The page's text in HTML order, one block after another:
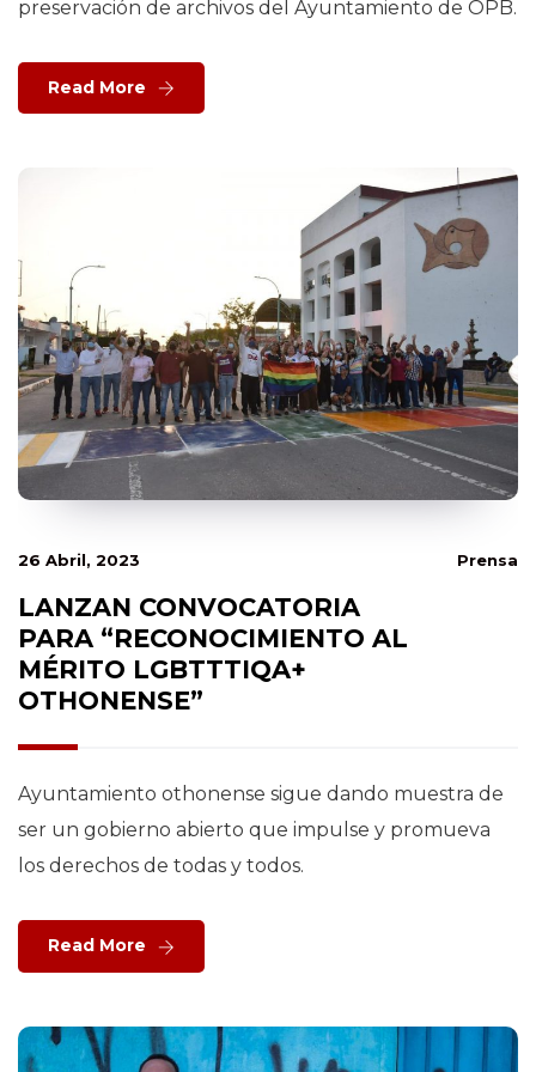
preservación de archivos del Ayuntamiento de OPB.
Read More
26 Abril, 2023 Prensa
LANZAN CONVOCATORIA
PARA “RECONOCIMIENTO AL
MÉRITO LGBTTTIQA+
OTHONENSE”
Ayuntamiento othonense sigue dando muestra de
ser un gobierno abierto que impulse y promueva
los derechos de todas y todos.
Read More